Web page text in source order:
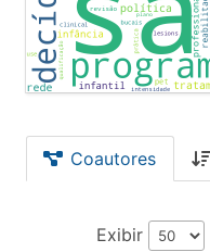
Coautores
Exibir